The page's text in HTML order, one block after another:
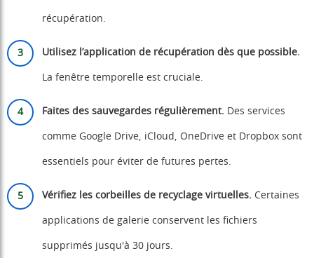
récupération.
Utilisez l’application de récupération dès que possible.
La fenêtre temporelle est cruciale.
Faites des sauvegardes régulièrement. Des services
comme Google Drive, iCloud, OneDrive et Dropbox sont
essentiels pour éviter de futures pertes.
Vérifiez les corbeilles de recyclage virtuelles. Certaines
applications de galerie conservent les fichiers
supprimés jusqu'à 30 jours.